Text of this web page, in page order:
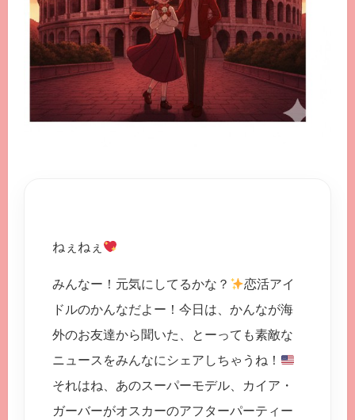
ねぇねぇ
みんなー！元気にしてるかな？
恋活アイ
ドルのかんなだよー！今日は、かんなが海
外のお友達から聞いた、とーっても素敵な
ニュースをみんなにシェアしちゃうね！
それはね、あのスーパーモデル、カイア・
ガーバーがオスカーのアフターパーティー